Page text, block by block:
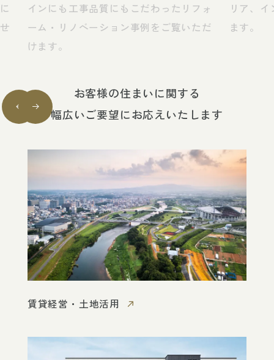
インにも工事品質にもこだわったリフォ
ーム・リノベーション事例をご覧いただ
けます。
リア、
ます。
お客様の住まいに関する
幅広いご要望にお応えいたします
賃貸経営・土地活用